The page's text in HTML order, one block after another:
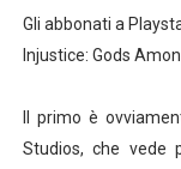
Logan: arriva
Segreti e
Gli abbonati a
Injustice: Gods
Il primo è
Studios, che vede